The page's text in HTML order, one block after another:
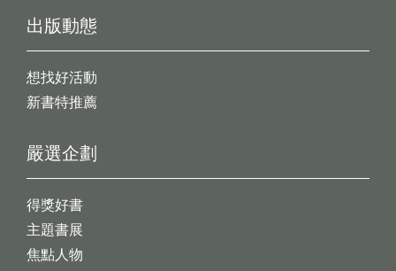
出版動態
想找好活動
新書特推薦
嚴選企劃
得獎好書
主題書展
焦點人物